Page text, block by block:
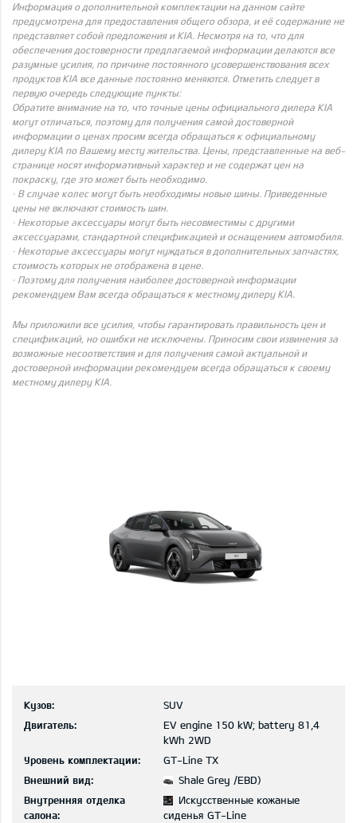
Информация о дополнительной комплектации на данном сайте
предусмотрена для предоставления общего обзора, и её содержание не
представляет собой предложения и KIA. Несмотря на то, что для
обеспечения достоверности предлагаемой информации делаются все
разумные усилия, по причине постоянного усовершенствования всех
продуктов KIA все данные постоянно меняются. Отметить следует в
первую очередь следующие пункты:
Обратите внимание на то, что точные цены официального дилера KIA
могут отличаться, поэтому для получения самой достоверной
информации о ценах просим всегда обращаться к официальному
дилеру KIA по Вашему месту жительства. Цены, представленные на веб-
странице носят информативный характер и не содержат цен на
покраску, где это может быть необходимо.
· В случае колес могут быть необходимы новые шины. Приведенные
цены не включают стоимость шин.
· Некоторые аксессуары могут быть несовместимы с другими
аксессуарами, стандартной спецификацией и оснащением автомобиля.
· Некоторые аксессуары могут нуждаться в дополнительных запчастях,
стоимость которых не отображена в цене.
· Поэтому для получения наиболее достоверной информации
рекомендуем Вам всегда обращаться к местному дилеру KIA.
Мы приложили все усилия, чтобы гарантировать правильность цен и
спецификаций, но ошибки не исключены. Приносим свои извинения за
возможные несоответствия и для получения самой актуальной и
достоверной информации рекомендуем всегда обращаться к своему
местному дилеру KIA.
Кузов:
SUV
Двигатель:
EV engine 150 kW; battery 81,4
kWh 2WD
Уровень комплектации:
GT-Line TX
Внешний вид:
Shale Grey /EBD)
Внутренняя отделка
салона:
Искусственные кожаные
сиденья GT-Line